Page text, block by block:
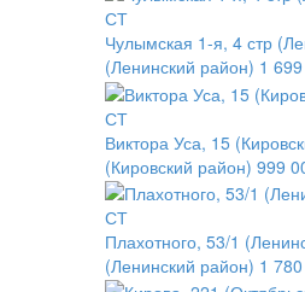
СТ
Чулымская 1-я, 4 стр
(Ленинский район) 1
СТ
Виктора Уса, 15
(Кировский район) 999
СТ
Плахотного, 53/1
(Ленинский район) 1